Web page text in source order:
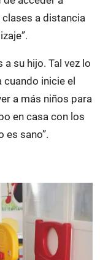
a distancia
su hijo. Tal vez lo
inicie el
a más niños para
en casa con los
es sano”.